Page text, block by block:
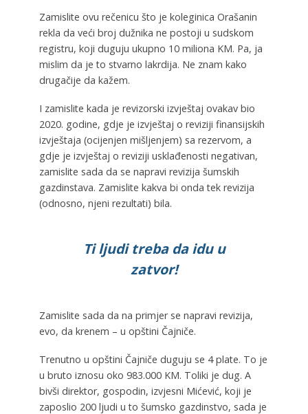
Zamislite ovu rečenicu što je koleginica Orašanin
rekla da veći broj dužnika ne postoji u sudskom
registru, koji duguju ukupno 10 miliona KM. Pa, ja
mislim da je to stvarno lakrdija. Ne znam kako
drugačije da kažem.
I zamislite kada je revizorski izvještaj ovakav bio
2020. godine, gdje je izvještaj o reviziji finansijskih
izvještaja (ocijenjen mišljenjem) sa rezervom, a
gdje je izvještaj o reviziji usklađenosti negativan,
zamislite sada da se napravi revizija šumskih
gazdinstava. Zamislite kakva bi onda tek revizija
(odnosno, njeni rezultati) bila.
Ti ljudi treba da idu u
zatvor!
Zamislite sada da na primjer se napravi revizija,
evo, da krenem – u opštini Čajniče.
Trenutno u opštini Čajniče duguju se 4 plate. To je
u bruto iznosu oko 983.000 KM. Toliki je dug. A
bivši direktor, gospodin, izvjesni Mićević, koji je
zaposlio 200 ljudi u to šumsko gazdinstvo, sada je